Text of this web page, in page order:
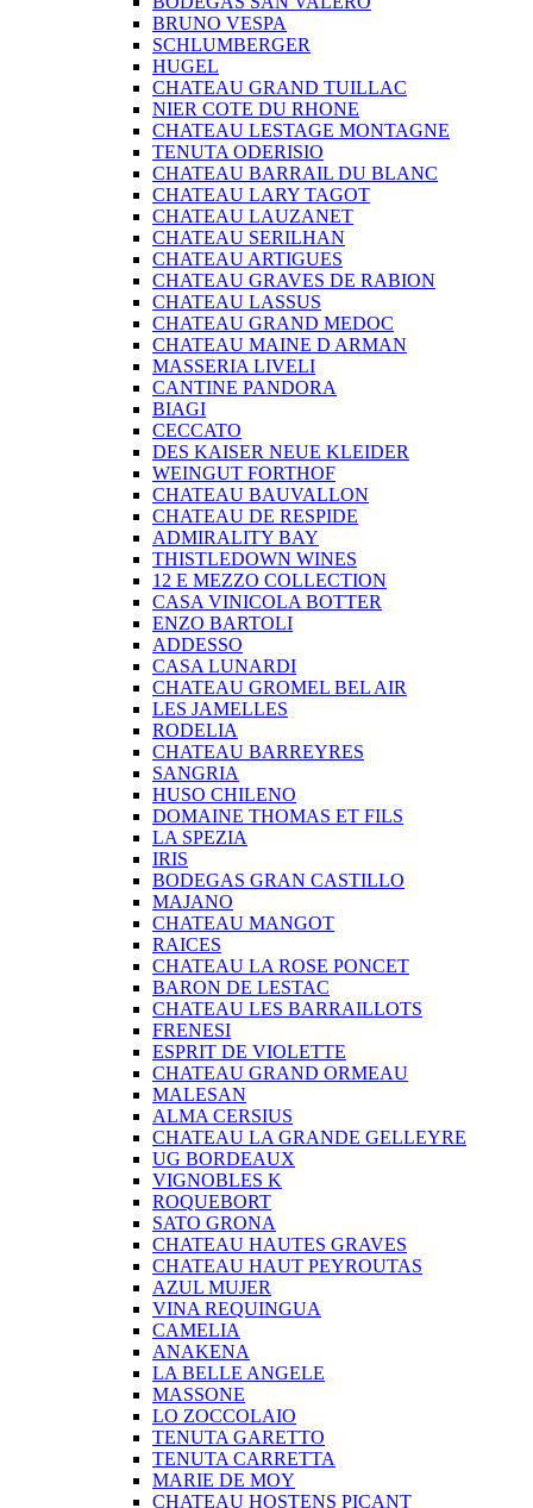
BRUNO VESPA
SCHLUMBERGER
HUGEL
CHATEAU GRAND TUILLAC
NIER COTE DU RHONE
CHATEAU LESTAGE MONTAGNE
TENUTA ODERISIO
CHATEAU BARRAIL DU BLANC
CHATEAU LARY TAGOT
CHATEAU LAUZANET
CHATEAU SERILHAN
CHATEAU ARTIGUES
CHATEAU GRAVES DE RABION
CHATEAU LASSUS
CHATEAU GRAND MEDOC
CHATEAU MAINE D ARMAN
MASSERIA LIVELI
CANTINE PANDORA
BIAGI
CECCATO
DES KAISER NEUE KLEIDER
WEINGUT FORTHOF
CHATEAU BAUVALLON
CHATEAU DE RESPIDE
ADMIRALITY BAY
THISTLEDOWN WINES
12 E MEZZO COLLECTION
CASA VINICOLA BOTTER
ENZO BARTOLI
ADDESSO
CASA LUNARDI
CHATEAU GROMEL BEL AIR
LES JAMELLES
RODELIA
CHATEAU BARREYRES
SANGRIA
HUSO CHILENO
DOMAINE THOMAS ET FILS
LA SPEZIA
IRIS
BODEGAS GRAN CASTILLO
MAJANO
CHATEAU MANGOT
RAICES
CHATEAU LA ROSE PONCET
BARON DE LESTAC
CHATEAU LES BARRAILLOTS
FRENESI
ESPRIT DE VIOLETTE
CHATEAU GRAND ORMEAU
MALESAN
ALMA CERSIUS
CHATEAU LA GRANDE GELLEYRE
UG BORDEAUX
VIGNOBLES K
ROQUEBORT
SATO GRONA
CHATEAU HAUTES GRAVES
CHATEAU HAUT PEYROUTAS
AZUL MUJER
VINA REQUINGUA
CAMELIA
ANAKENA
LA BELLE ANGELE
MASSONE
LO ZOCCOLAIO
TENUTA GARETTO
TENUTA CARRETTA
MARIE DE MOY
CHATEAU HOSTENS PICANT